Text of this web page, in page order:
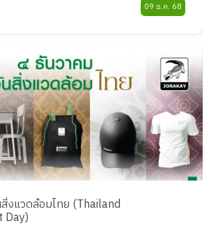
09 ธ.ค. 68
งแวดล้อมไทย (Thailand
Day)